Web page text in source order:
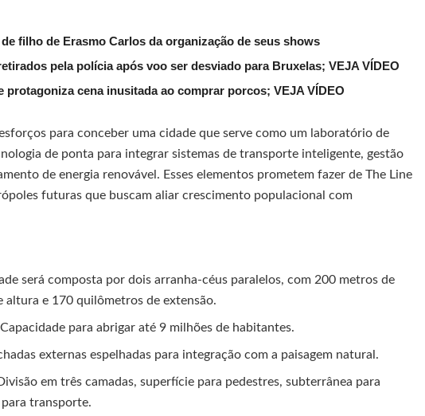
filho de Erasmo Carlos da organização de seus shows
pela polícia após voo ser desviado para Bruxelas; VEJA VÍDEO
protagoniza cena inusitada ao comprar porcos; VEJA VÍDEO
para conceber uma cidade que serve como um laboratório de
de ponta para integrar sistemas de transporte inteligente, gestão
de energia renovável. Esses elementos prometem fazer de The Line
futuras que buscam aliar crescimento populacional com
será composta por dois arranha-céus paralelos, com 200 metros de
altura e 170 quilômetros de extensão.
para abrigar até 9 milhões de habitantes.
externas espelhadas para integração com a paisagem natural.
em três camadas, superfície para pedestres, subterrânea para
transporte.